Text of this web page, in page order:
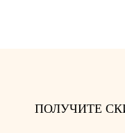
ПОЛУЧИТЕ
ПРЕДЛОЖЕНИЯМ.